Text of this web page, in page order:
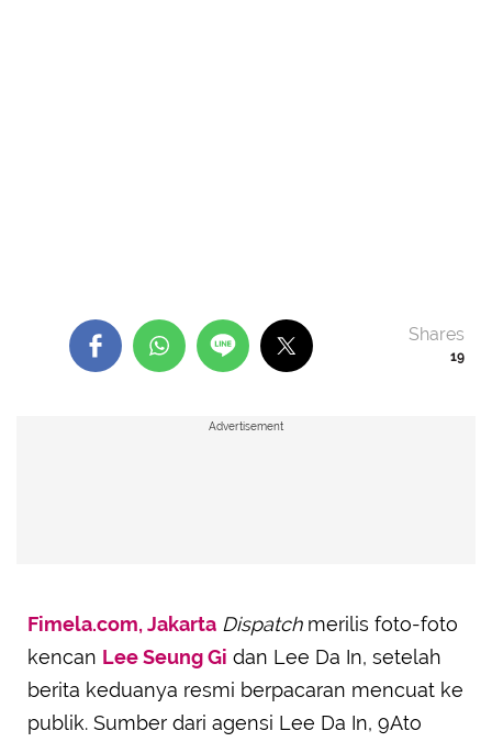
19
Shares
Advertisement
Fimela.com, Jakarta Dispatchmerilis foto-foto
kencan Lee Seung Gi dan Lee Da In, setelah
berita keduanya resmi berpacaran mencuat ke
publik. Sumber dari agensi Lee Da In, 9Ato